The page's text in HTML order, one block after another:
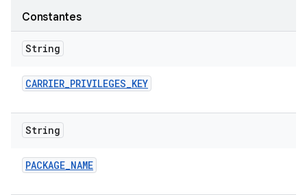
Constantes
String
CARRIER_PRIVILEGES_KEY
String
PACKAGE_NAME